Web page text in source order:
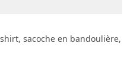
sacoche en bandoulière,